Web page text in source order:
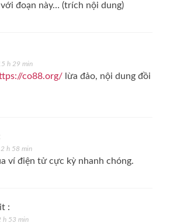
với đoạn này… (trích nội dung)
h 29 min
co88.org/ lừa đảo, nội dung đồi
h 58 min
ví điện tử cực kỳ nhanh chóng.
:
h 53 min